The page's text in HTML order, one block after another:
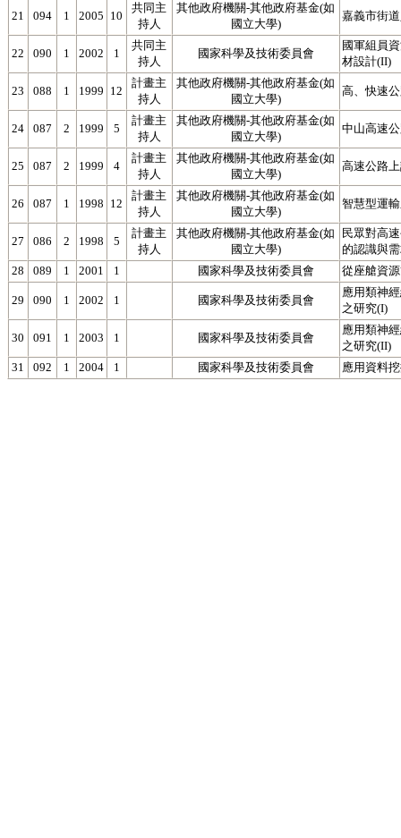
21 094 1 2005 10
共同主
持人
其他政府機關-其他政府基金(如
國立大學)
嘉義市街
22 090 1 2002 1
共同主
持人
國家科學及技術委員會
國軍組員
材設計(II)
23 088 1 1999 12
計畫主
持人
其他政府機關-其他政府基金(如
國立大學)
高、快速
24 087 2 1999 5
計畫主
持人
其他政府機關-其他政府基金(如
國立大學)
中山高速
25 087 2 1999 4
計畫主
持人
其他政府機關-其他政府基金(如
國立大學)
高速公路
26 087 1 1998 12
計畫主
持人
其他政府機關-其他政府基金(如
國立大學)
智慧型運
27 086 2 1998 5
計畫主
持人
其他政府機關-其他政府基金(如
國立大學)
民眾對高
的認識與
28
089 1 2001 1 國家科學及技術委員會 從座艙資
29 090 1 2002 1 國家科學及技術委員會
應用類神
之研究(I)
30 091 1 2003 1 國家科學及技術委員會
應用類神
之研究(II)
31
092 1 2004 1 國家科學及技術委員會 應用資料